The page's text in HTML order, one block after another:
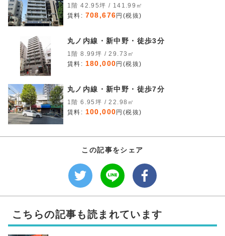
1階 42.95坪 / 141.99㎡
賃料: 708,676 円(税抜)
丸ノ内線・新中野・徒歩3分
1階 8.99坪 / 29.73㎡
賃料: 180,000 円(税抜)
丸ノ内線・新中野・徒歩7分
1階 6.95坪 / 22.98㎡
賃料: 100,000 円(税抜)
この記事をシェア
こちらの記事も読まれています